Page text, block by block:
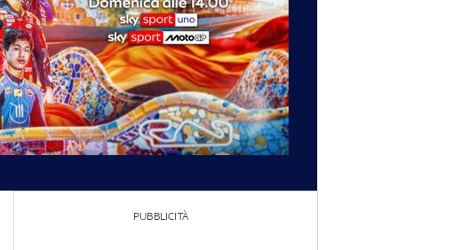
PUBBLICITÀ